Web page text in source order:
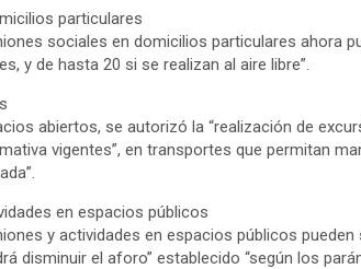
particulares
sociales en domicilios particulares ahora
y de hasta 20 si se realizan al aire libre”.
abiertos, se autorizó la “realización de
vigentes”, en transportes que permitan
en espacios públicos
y actividades en espacios públicos
disminuir el aforo” establecido “según los